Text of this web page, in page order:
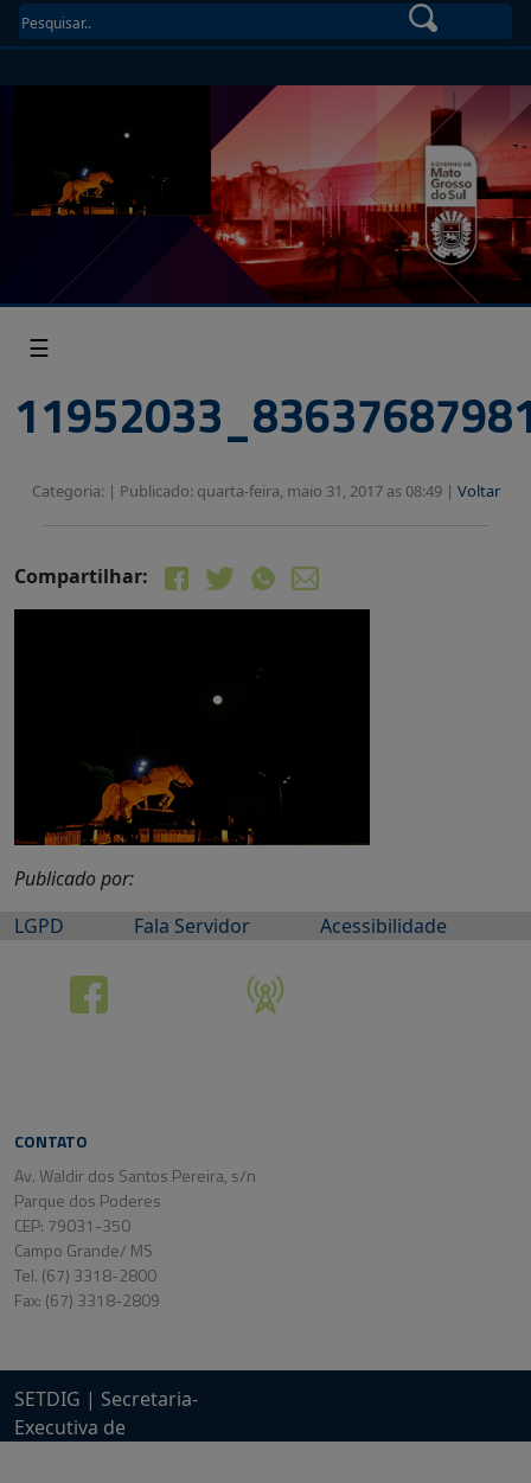
☰
Categoria: | Publicado: quarta-feira, maio 31, 2017 as 08:49 | Voltar
Compartilhar:
Publicado por:
LGPD
Fala Servidor Acessibilidade
CONTATO
Av. Waldir dos Santos Pereira, s/n
Parque dos Poderes
CEP: 79031-350
Campo Grande/ MS
Tel. (67) 3318-2800
Fax: (67) 3318-2809
SETDIG | Secretaria-
Executiva de